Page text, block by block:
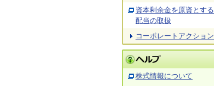
資本剰余金を原資とする
配当の取扱
コーポレートアクション
株式情報について